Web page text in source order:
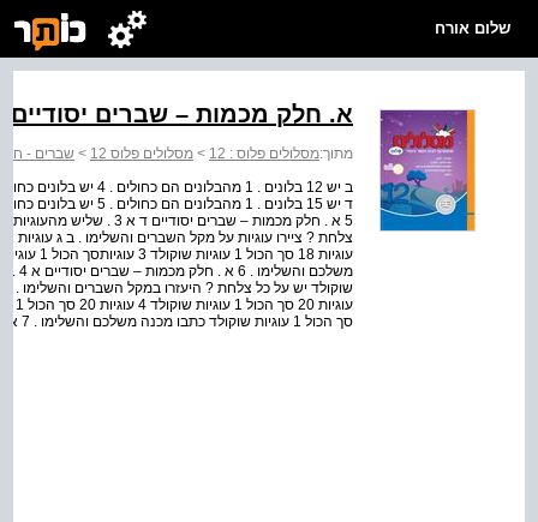
שלום אורח
א. חלק מכמות – שברים יסודיים
מתוך:מסלולים פלוס : 12 > מסלולים פלוס 12 > שברים -
5 א . חלק מכמות – שברים
סך הכול 1 עוגיות שוקולד כתבו מכנה משלכם והשלימו . 7 א . חלק מכ...